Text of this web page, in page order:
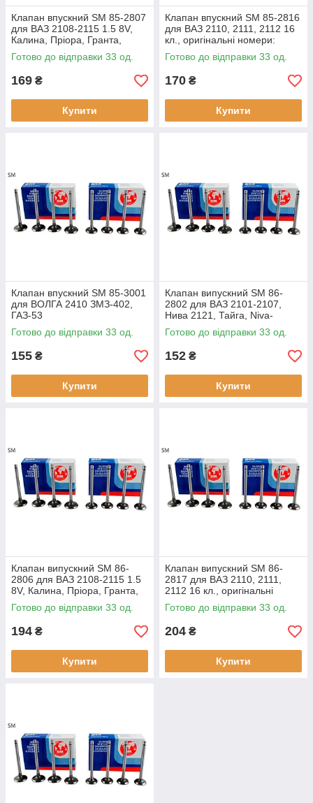
Клапан впускний SM 85-2807
для ВАЗ 2108-2115 1.5 8V,
Калина, Пріора, Гранта,
оригінальні номери: 2108-
1007010
Готово до відправки 33 од.
169 ₴
Купити
Клапан впускний SM 85-2816
для ВАЗ 2110, 2111, 2112 16
кл., оригінальні номери:
2112-1007010
Готово до відправки 33 од.
170 ₴
Купити
Клапан впускний SM 85-3001
для ВОЛГА 2410 ЗМЗ-402,
ГАЗ-53
Готово до відправки 33 од.
155 ₴
Купити
Клапан випускний SM 86-
2802 для ВАЗ 2101-2107,
Нива 2121, Тайга, Niva-
Chevrolet, оригінальні
номери:
Готово до відправки 33 од.
152 ₴
Купити
Клапан випускний SM 86-
2806 для ВАЗ 2108-2115 1.5
8V, Калина, Пріора, Гранта,
оригінальні номери:
Готово до відправки 33 од.
194 ₴
Купити
Клапан випускний SM 86-
2817 для ВАЗ 2110, 2111,
2112 16 кл., оригінальні
номери: 2112-1007012
Готово до відправки 33 од.
204 ₴
Купити